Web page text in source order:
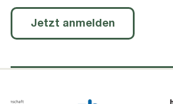
Jetzt anmelden